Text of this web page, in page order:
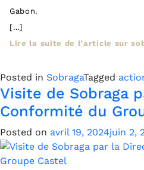
Gabon.
[…]
Lire la suite de l’article sur
Posted in SobragaTagged
Visite de Sobraga
Conformité du
Posted on avril 19, 2024juin 2,